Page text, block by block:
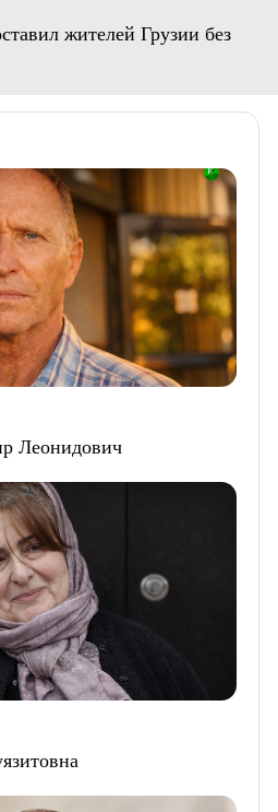
жителей Грузии без
Леонидович